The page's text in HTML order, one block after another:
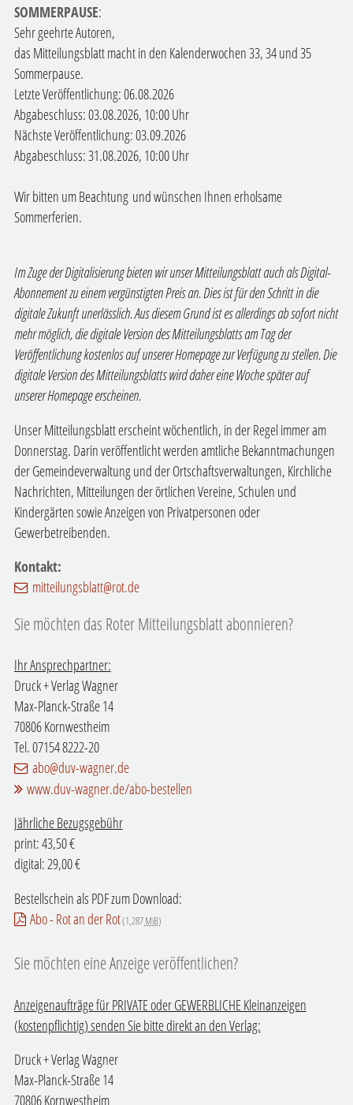
SOMMERPAUSE:
Sehr geehrte Autoren,
das Mitteilungsblatt macht in den Kalenderwochen 33, 34 und 35
Sommerpause.
Letzte Veröffentlichung: 06.08.2026
Abgabeschluss: 03.08.2026, 10:00 Uhr
Nächste Veröffentlichung: 03.09.2026
Abgabeschluss: 31.08.2026, 10:00 Uhr
Wir bitten um Beachtung und wünschen Ihnen erholsame
Sommerferien.
Im Zuge der Digitalisierung bieten wir unser Mitteilungsblatt auch als Digital-
Abonnement zu einem vergünstigten Preis an. Dies ist für den Schritt in die
digitale Zukunft unerlässlich. Aus diesem Grund ist es allerdings ab sofort nicht
mehr möglich, die digitale Version des Mitteilungsblatts am Tag der
Veröffentlichung kostenlos auf unserer Homepage zur Verfügung zu stellen. Die
digitale Version des Mitteilungsblatts wird daher eine Woche später auf
unserer Homepage erscheinen.
Unser Mitteilungsblatt erscheint wöchentlich, in der Regel immer am
Donnerstag. Darin veröffentlicht werden amtliche Bekanntmachungen
der Gemeindeverwaltung und der Ortschaftsverwaltungen, Kirchliche
Nachrichten, Mitteilungen der örtlichen Vereine, Schulen und
Kindergärten sowie Anzeigen von Privatpersonen oder
Gewerbetreibenden.
Kontakt:
mitteilungsblatt@rot.de
Sie möchten das Roter Mitteilungsblatt abonnieren?
Ihr Ansprechpartner:
Druck + Verlag Wagner
Max-Planck-Straße 14
70806 Kornwestheim
Tel. 07154 8222-20
abo@duv-wagner.de
www.duv-wagner.de/abo-bestellen
Jährliche Bezugsgebühr
print: 43,50 €
digital: 29,00 €
Bestellschein als PDF zum Download:
Abo - Rot an der Rot(1,287MiB)
Sie möchten eine Anzeige veröffentlichen?
Anzeigenaufträge für PRIVATE oder GEWERBLICHE Kleinanzeigen
(kostenpflichtig) senden Sie bitte direkt an den Verlag:
Druck + Verlag Wagner
Max-Planck-Straße 14
70806 Kornwestheim